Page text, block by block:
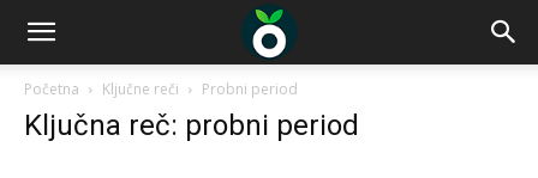
Početna Ključne reči Probni period
Ključna reč: probni period